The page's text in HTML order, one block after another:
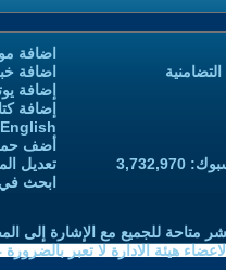
اضافة
اضافة
إضافة
إضافة
أضف
تعديل
ابحث في
متاحة للجميع مع الإشارة إلى
هيئة الادارة لا تعبر